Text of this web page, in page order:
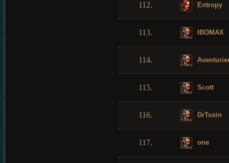
112. Entropy
113. IBOMAX
114.
115. Scott
116. DrToxin
117. one